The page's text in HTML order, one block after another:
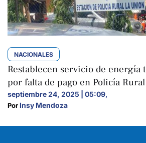
NACIONALES
Restablecen servicio de energía
por falta de pago en Policía
septiembre 24, 2025 | 05:09,
Por Insy Mendoza